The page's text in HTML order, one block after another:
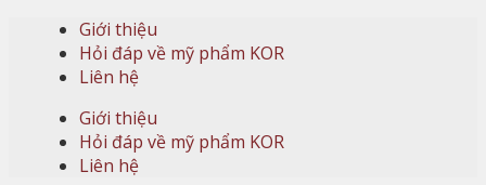
content
Giới thiệu
Hỏi đáp về mỹ phẩm KOR
Liên hệ
Giới thiệu
Hỏi đáp về mỹ phẩm KOR
Liên hệ